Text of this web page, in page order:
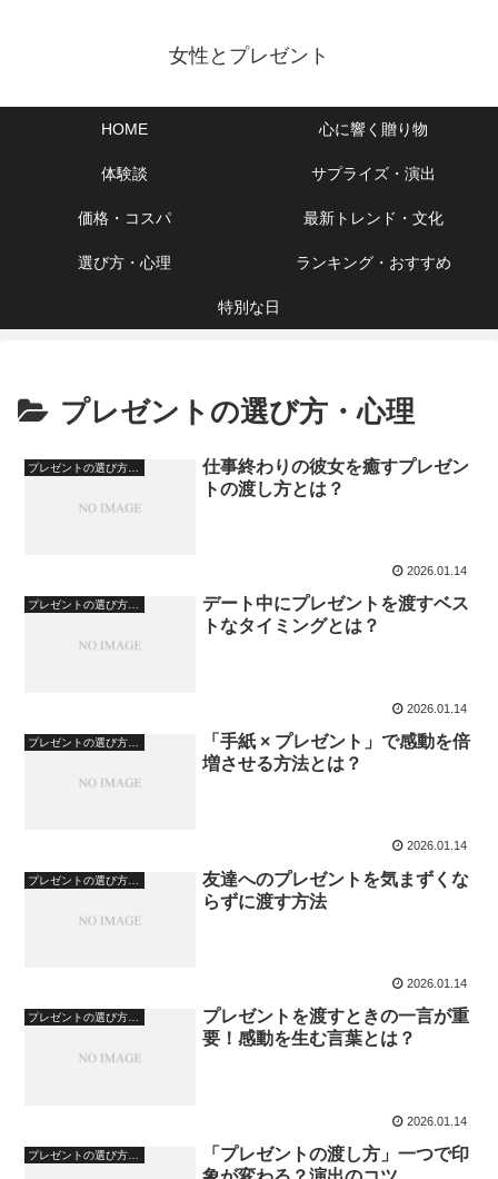
女性とプレゼント
HOME 心に響く贈り物
体験談 サプライズ・演出
価格・コスパ 最新トレンド・文化
選び方・心理 ランキング・おすすめ
特別な日
プレゼントの選び方・心理
仕事終わりの彼女を癒すプレゼン
トの渡し方とは？
2026.01.14
プレゼントの選び方・心理
デート中にプレゼントを渡すベス
トなタイミングとは？
2026.01.14
「手紙 × プレゼント」で感動を倍
増させる方法とは？
2026.01.14
友達へのプレゼントを気まずくな
らずに渡す方法
2026.01.14
プレゼントの選び方・心理
プレゼントを渡すときの一言が重
要！感動を生む言葉とは？
2026.01.14
「プレゼントの渡し方」一つで印